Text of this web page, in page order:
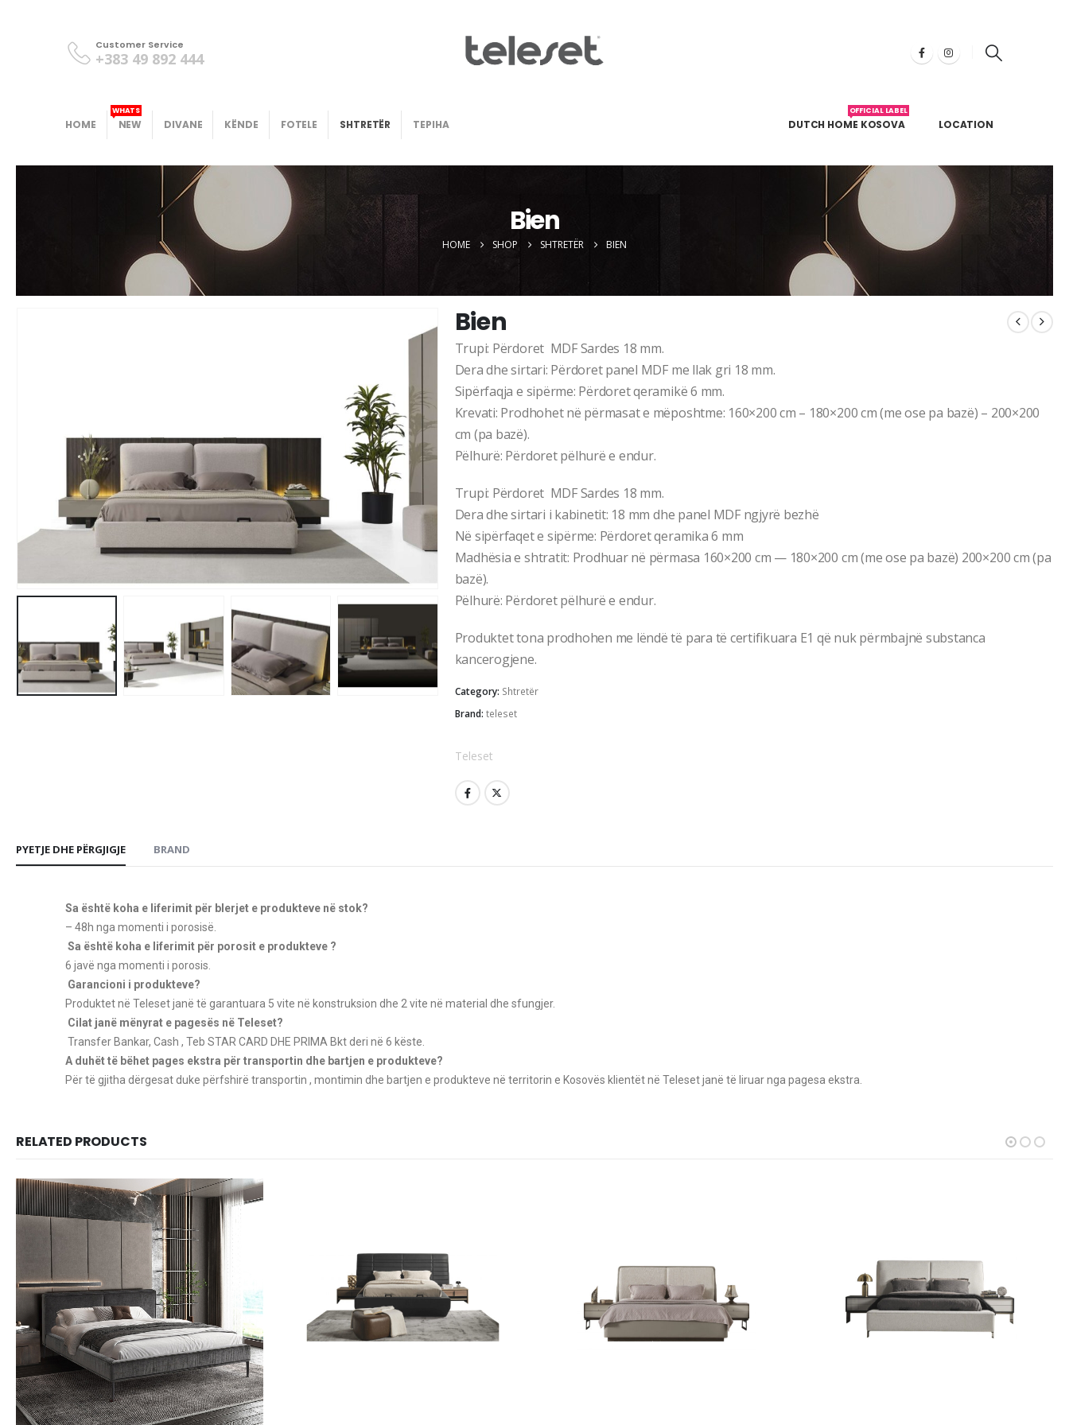
Customer Service
+383 49 892 444
HOME NEW
WHATS
DIVANE KËNDE FOTELE SHTRETËR TEPIHA DUTCH HOME KOSOVA
OFFICIAL LABEL
LOCATION
Bien
HOME SHOP SHTRETËR BIEN
Bien
Trupi: Përdoret MDF Sardes 18 mm.
Dera dhe sirtari: Përdoret panel MDF me llak gri 18 mm.
Sipërfaqja e sipërme: Përdoret qeramikë 6 mm.
Krevati: Prodhohet në përmasat e mëposhtme: 160×200 cm – 180×200 cm (me ose pa bazë) – 200×200
cm (pa bazë).
Pëlhurë: Përdoret pëlhurë e endur.
Trupi: Përdoret MDF Sardes 18 mm.
Dera dhe sirtari i kabinetit: 18 mm dhe panel MDF ngjyrë bezhë
Në sipërfaqet e sipërme: Përdoret qeramika 6 mm
Madhësia e shtratit: Prodhuar në përmasa 160×200 cm — 180×200 cm (me ose pa bazë) 200×200 cm (pa
bazë).
Pëlhurë: Përdoret pëlhurë e endur.
Produktet tona prodhohen me lëndë të para të certifikuara E1 që nuk përmbajnë substanca
kancerogjene.
Category: Shtretër
Brand: teleset
Teleset
PYETJE DHE PËRGJIGJE BRAND
Sa është koha e liferimit për blerjet e produkteve në stok?
– 48h nga momenti i porosisë.
Sa është koha e liferimit për porosit e produkteve ?
6 javë nga momenti i porosis.
Garancioni i produkteve?
Produktet në Teleset janë të garantuara 5 vite në konstruksion dhe 2 vite në material dhe sfungjer.
Cilat janë mënyrat e pagesës në Teleset?
Transfer Bankar, Cash , Teb STAR CARD DHE PRIMA Bkt deri në 6 këste.
A duhët të bëhet pages ekstra për transportin dhe bartjen e produkteve?
Për të gjitha dërgesat duke përfshirë transportin , montimin dhe bartjen e produkteve në territorin e Kosovës klientët në Teleset janë të liruar nga pagesa ekstra.
RELATED PRODUCTS